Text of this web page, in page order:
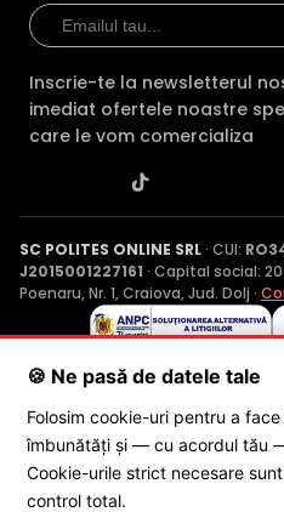
Inscrie-te la newsletterul
imediat ofertele noastre
care le vom comercializa
SC POLITES ONLINE SRL· CUI:
J2015001227161 · Capital social:
Poenaru, Nr. 1, Craiova, Jud. Dolj ·
© 2026 SC
🍪 Ne pasă de datele tale
Folosim cookie-uri pentru a
îmbunătăți și — cu acordul tău
Cookie-urile strict necesare
control total.